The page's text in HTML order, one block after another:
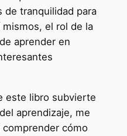
de tranquilidad para
el rol de la
aprender en
este libro subvierte
aprendizaje, me
cómo